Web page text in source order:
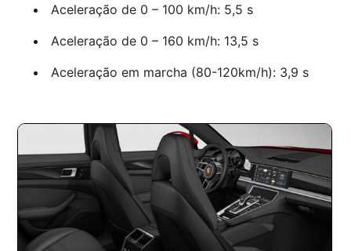
Aceleração de 0 – 100 km/h: 5,5 s
Aceleração de 0 – 160 km/h: 13,5 s
Aceleração em marcha (80-120km/h): 3,9 s